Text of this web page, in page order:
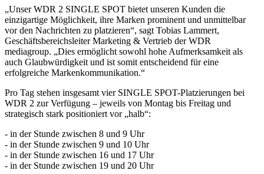
„Unser WDR 2 SINGLE SPOT bietet unseren Kunden die
einzigartige Möglichkeit, ihre Marken prominent und unmittelbar
vor den Nachrichten zu platzieren“, sagt Tobias Lammert,
Geschäftsbereichsleiter Marketing & Vertrieb der WDR
mediagroup. „Dies ermöglicht sowohl hohe Aufmerksamkeit als
auch Glaubwürdigkeit und ist somit entscheidend für eine
erfolgreiche Markenkommunikation.“
Pro Tag stehen insgesamt vier SINGLE SPOT-Platzierungen bei
WDR 2 zur Verfügung – jeweils von Montag bis Freitag und
strategisch stark positioniert vor „halb“:
- in der Stunde zwischen 8 und 9 Uhr
- in der Stunde zwischen 9 und 10 Uhr
- in der Stunde zwischen 16 und 17 Uhr
- in der Stunde zwischen 19 und 20 Uhr